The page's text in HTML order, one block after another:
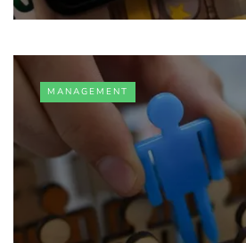
MANAGEMENT